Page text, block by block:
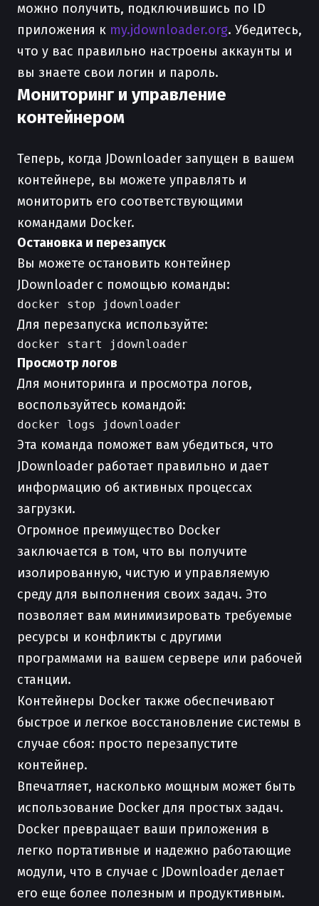
можно получить, подключившись по ID
приложения к my.jdownloader.org. Убедитесь,
что у вас правильно настроены аккаунты и
вы знаете свои логин и пароль.
Мониторинг и управление
контейнером
Теперь, когда JDownloader запущен в вашем
контейнере, вы можете управлять и
мониторить его соответствующими
командами Docker.
Остановка и перезапуск
Вы можете остановить контейнер
JDownloader с помощью команды:
Для перезапуска используйте:
Просмотр логов
Для мониторинга и просмотра логов,
воспользуйтесь командой:
Эта команда поможет вам убедиться, что
JDownloader работает правильно и дает
информацию об активных процессах
загрузки.
Огромное преимущество Docker
заключается в том, что вы получите
изолированную, чистую и управляемую
среду для выполнения своих задач. Это
позволяет вам минимизировать требуемые
ресурсы и конфликты с другими
программами на вашем сервере или рабочей
станции.
Контейнеры Docker также обеспечивают
быстрое и легкое восстановление системы в
случае сбоя: просто перезапустите
контейнер.
Впечатляет, насколько мощным может быть
использование Docker для простых задач.
Docker превращает ваши приложения в
легко портативные и надежно работающие
модули, что в случае с JDownloader делает
его еще более полезным и продуктивным.